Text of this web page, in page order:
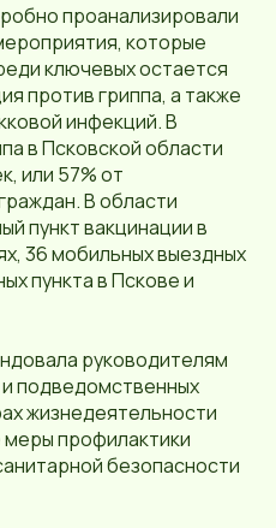
проанализировали
которые
ключевых остается
против гриппа, а также
инфекций. В
в Псковской области
или 57% от
В области
пункт вакцинации в
36 мобильных выездных
пункта в Пскове и
руководителям
подведомственных
жизнедеятельности
профилактики
безопасности